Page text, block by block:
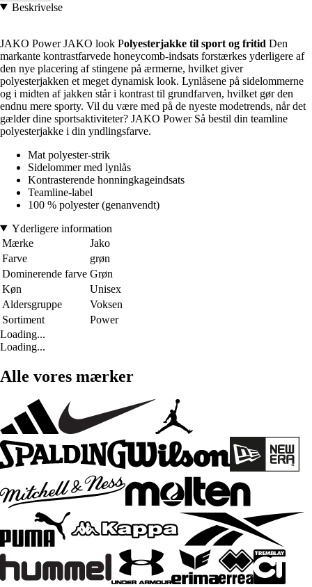
Beskrivelse
JAKO Power JAKO look Polyesterjakke til sport og fritid Den
markante kontrastfarvede honeycomb-indsats forstærkes yderligere af
den nye placering af stingene på ærmerne, hvilket giver
polyesterjakken et meget dynamisk look. Lynlåsene på sidelommerne
og i midten af jakken står i kontrast til grundfarven, hvilket gør den
endnu mere sporty. Vil du være med på de nyeste modetrends, når det
gælder dine sportsaktiviteter? JAKO Power Så bestil din teamline
polyesterjakke i din yndlingsfarve.
Mat polyester-strik
Sidelommer med lynlås
Kontrasterende honningkageindsats
Teamline-label
100 % polyester (genanvendt)
Yderligere information
Mærke
Jako
Farve
grøn
Dominerende farve Grøn
Køn
Unisex
Aldersgruppe
Voksen
Sortiment
Power
Loading...
Loading...
Alle vores mærker